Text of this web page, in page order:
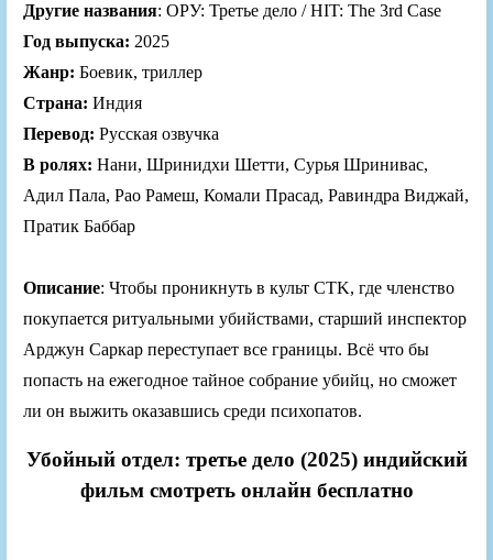
Другие названия: ОРУ: Третье дело / HIT: The 3rd Case
Год выпуска: 2025
Жанр: Боевик, триллер
Страна: Индия
Перевод: Русская озвучка
В ролях: Нани, Шринидхи Шетти, Сурья Шринивас,
Адил Пала, Рао Рамеш, Комали Прасад, Равиндра Виджай,
Пратик Баббар
Описание: Чтобы проникнуть в культ CTK, где членство
покупается ритуальными убийствами, старший инспектор
Арджун Саркар переступает все границы. Всё что бы
попасть на ежегодное тайное собрание убийц, но сможет
ли он выжить оказавшись среди психопатов.
Убойный отдел: третье дело (2025) индийский
фильм смотреть онлайн бесплатно